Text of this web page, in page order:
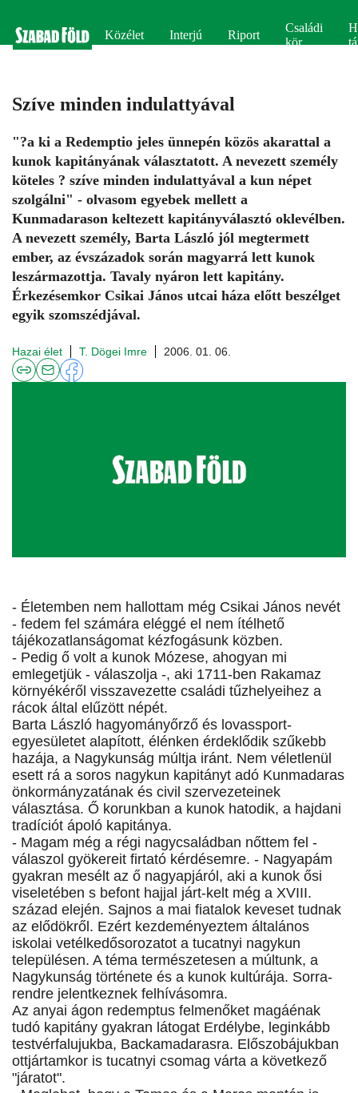
Közélet Interjú Riport
Családi
kör
Szíve minden indulattyával
"?a ki a Redemptio jeles ünnepén közös akarattal a
kunok kapitányának választatott. A nevezett személy
köteles ? szíve minden indulattyával a kun népet
szolgálni" - olvasom egyebek mellett a
Kunmadarason keltezett kapitányválasztó oklevélben.
A nevezett személy, Barta László jól megtermett
ember, az évszázadok során magyarrá lett kunok
leszármazottja. Tavaly nyáron lett kapitány.
Érkezésemkor Csikai János utcai háza előtt beszélget
egyik szomszédjával.
Hazai élet T. Dögei Imre 2006. 01. 06.
- Életemben nem hallottam még Csikai János nevét
- fedem fel számára eléggé el nem ítélhető
tájékozatlanságomat kézfogásunk közben.
- Pedig ő volt a kunok Mózese, ahogyan mi
emlegetjük - válaszolja -, aki 1711-ben Rakamaz
környékéről visszavezette családi tűzhelyeihez a
rácok által elűzött népét.
Barta László hagyományőrző és lovassport-
egyesületet alapított, élénken érdeklődik szűkebb
hazája, a Nagykunság múltja iránt. Nem véletlenül
esett rá a soros nagykun kapitányt adó Kunmadaras
önkormányzatának és civil szervezeteinek
választása. Ő korunkban a kunok hatodik, a hajdani
tradíciót ápoló kapitánya.
- Magam még a régi nagycsaládban nőttem fel -
válaszol gyökereit firtató kérdésemre. - Nagyapám
gyakran mesélt az ő nagyapjáról, aki a kunok ősi
viseletében s befont hajjal járt-kelt még a XVIII.
század elején. Sajnos a mai fiatalok keveset tudnak
az elődökről. Ezért kezdeményeztem általános
iskolai vetélkedősorozatot a tucatnyi nagykun
településen. A téma természetesen a múltunk, a
Nagykunság története és a kunok kultúrája. Sorra-
rendre jelentkeznek felhívásomra.
Az anyai ágon redemptus felmenőket magáénak
tudó kapitány gyakran látogat Erdélybe, leginkább
testvérfalujukba, Backamadarasra. Előszobájukban
ottjártamkor is tucatnyi csomag várta a következő
"járatot".